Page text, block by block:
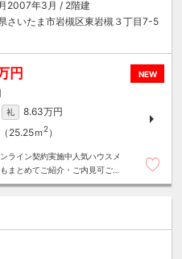
2007年3月 / 2階建
さいたま市岩槻区東岩槻３丁目7-5
NEW
円
礼
8.63万円
25.25ｍ2）
ライン契約実施中人気ハウスメ
まとめてご紹介・ご内見可ご予